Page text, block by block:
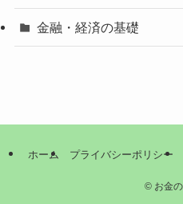
金融・経済の基礎
ホーム プライバシーポリシー
©お金